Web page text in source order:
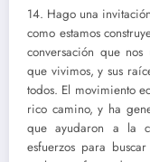
14. Hago una
como estamos
conversación que
que vivimos, y sus
todos. El movimiento
rico camino, y ha
que ayudaron a la
esfuerzos para